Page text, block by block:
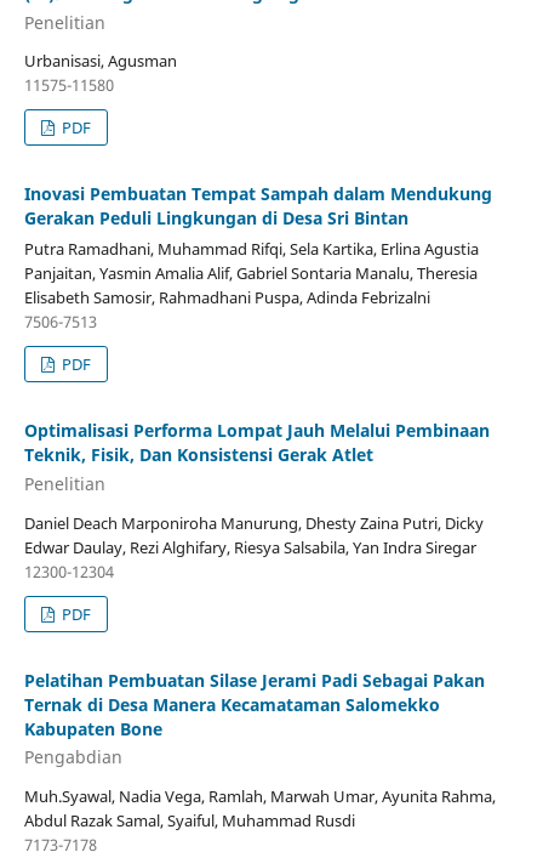
Penelitian
Urbanisasi, Agusman
11575-11580
PDF
Inovasi Pembuatan Tempat Sampah dalam Mendukung
Gerakan Peduli Lingkungan di Desa Sri Bintan
Putra Ramadhani, Muhammad Rifqi, Sela Kartika, Erlina Agustia
Panjaitan, Yasmin Amalia Alif, Gabriel Sontaria Manalu, Theresia
Elisabeth Samosir, Rahmadhani Puspa, Adinda Febrizalni
7506-7513
PDF
Optimalisasi Performa Lompat Jauh Melalui Pembinaan
Teknik, Fisik, Dan Konsistensi Gerak Atlet
Penelitian
Daniel Deach Marponiroha Manurung, Dhesty Zaina Putri, Dicky
Edwar Daulay, Rezi Alghifary, Riesya Salsabila, Yan Indra Siregar
12300-12304
PDF
Pelatihan Pembuatan Silase Jerami Padi Sebagai Pakan
Ternak di Desa Manera Kecamataman Salomekko
Kabupaten Bone
Pengabdian
Muh.Syawal, Nadia Vega, Ramlah, Marwah Umar, Ayunita Rahma,
Abdul Razak Samal, Syaiful, Muhammad Rusdi
7173-7178